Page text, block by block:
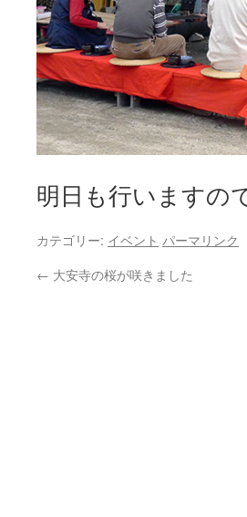
明日も行いますの
カテゴリー: イベント パーマリンク
← 大安寺の桜が咲きました